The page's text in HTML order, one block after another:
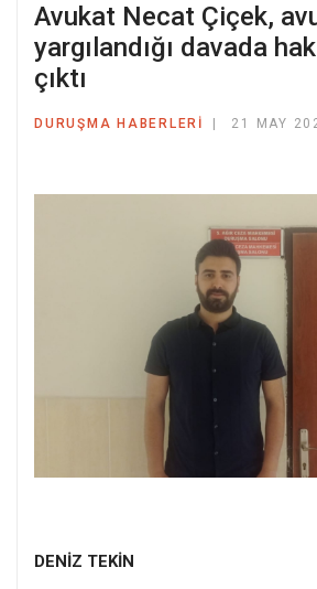
Avukat Necat Çiçek,
yargılandığı davada
çıktı
DURUŞMA HABERLERI 21 MAY
DENİZ TEKİN